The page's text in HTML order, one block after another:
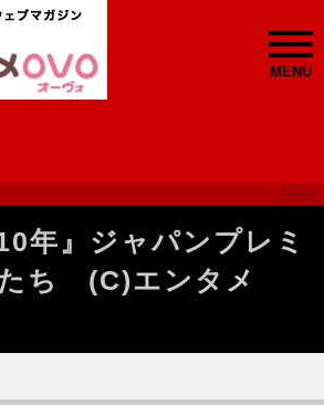
MENU
年』ジャパンプレミ
ち (C)エンタメ